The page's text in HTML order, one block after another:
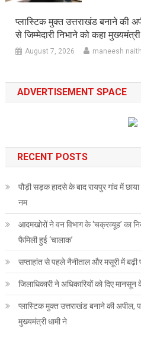
प्लास्टिक मुक्त उत्तराखंड बनाने की
से जिम्मेदारी निभाने को कहा
August 7, 2026 maneesh
ADVERTISEMENT SPACE
RECENT POSTS
पौड़ी सड़क हादसे के बाद रायपुर गांव में
नम
आदमखोरों ने वन विभाग के ‘चक्रव्यूह’ का
फैमिली हुई ‘चालाक’
सप्ताहांत से पहले नैनीताल और मसूरी में बढ़ी
जिलाधिकारी ने अधिकारियों को दिए
प्लास्टिक मुक्त उत्तराखंड बनाने की अपील,
मुख्यमंत्री धामी ने